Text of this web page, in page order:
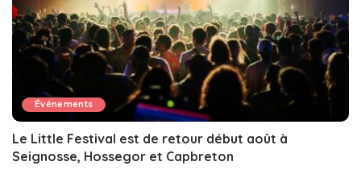
Événements
Le Little Festival est de retour début août à
Seignosse, Hossegor et Capbreton